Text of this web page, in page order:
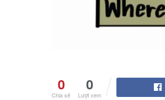
0
Chia sẻ
0
Lượt xem